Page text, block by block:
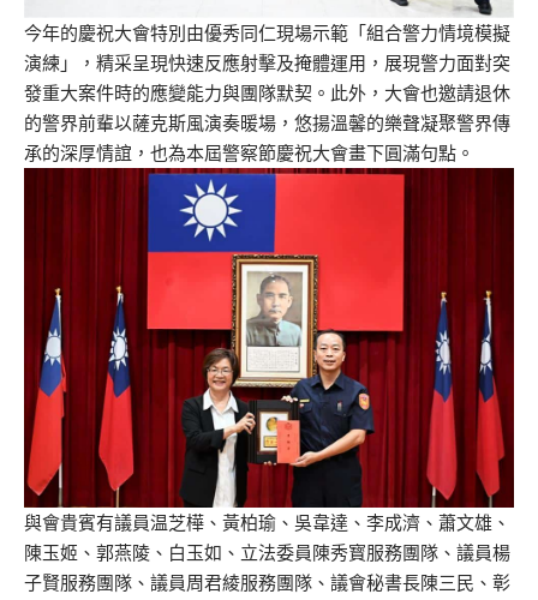
今年的慶祝大會特別由優秀同仁現場示範「組合警力情境模擬
演練」，精采呈現快速反應射擊及掩體運用，展現警力面對突
發重大案件時的應變能力與團隊默契。此外，大會也邀請退休
的警界前輩以薩克斯風演奏暖場，悠揚溫馨的樂聲凝聚警界傳
承的深厚情誼，也為本屆警察節慶祝大會畫下圓滿句點。
與會貴賓有議員温芝樺、黃柏瑜、吳韋達、李成濟、蕭文雄、
陳玉姬、郭燕陵、白玉如、立法委員陳秀寳服務團隊、議員楊
子賢服務團隊、議員周君綾服務團隊、議會秘書長陳三民、彰